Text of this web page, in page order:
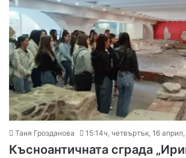
Таня Грозданова 15:14ч, четвъртък, 16
Късноантичната сграда